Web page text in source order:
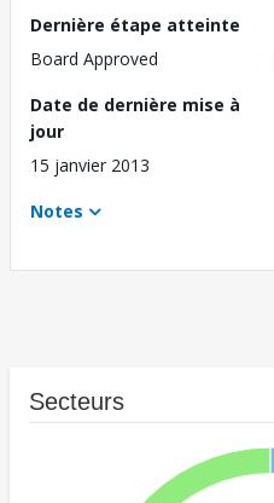
Dernière étape atteinte
Board Approved
Date de dernière mise à
jour
15 janvier 2013
Notes
Secteurs